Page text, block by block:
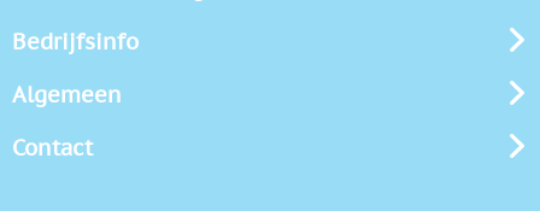
Bedrijfsinfo
Algemeen
Contact